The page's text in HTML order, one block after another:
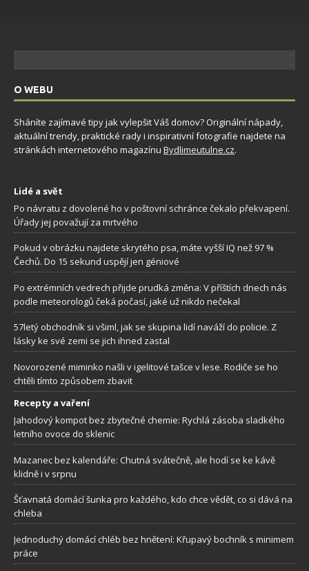
O WEBU
Sháníte zajímavé tipy jak vylepšit Váš domov? Originální nápady,
aktuální trendy, praktické rady i inspirativní fotografie najdete na
stránkách internetového magazínu Bydlimeutulne.cz.
Lidé a svět
Po návratu z dovolené ho v poštovní schránce čekalo překvapení.
Úřady jej považují za mrtvého
Pokud v obrázku najdete skrytého psa, máte vyšší IQ než 97 %
Čechů. Do 15 sekund uspějí jen géniové
Po extrémních vedrech přijde prudká změna: V příštích dnech nás
podle meteorologů čeká počasí, jaké už nikdo nečekal
57letý obchodník si všiml, jak se skupina lidí naváží do policie. Z
lásky ke své zemi se jich ihned zastal
Novorozené miminko našli v igelitové tašce v lese. Rodiče se ho
chtěli tímto způsobem zbavit
Recepty a vaření
Jahodový kompot bez zbytečné chemie: Rychlá zásoba sladkého
letního ovoce do sklenic
Mazanec bez kalendáře: Chutná svátečně, ale hodí se ke kávě
klidně i v srpnu
Šťavnatá domácí šunka pro každého, kdo chce vědět, co si dává na
chleba
Jednoduchý domácí chléb bez hnětení: Křupavý bochník s minimem
práce